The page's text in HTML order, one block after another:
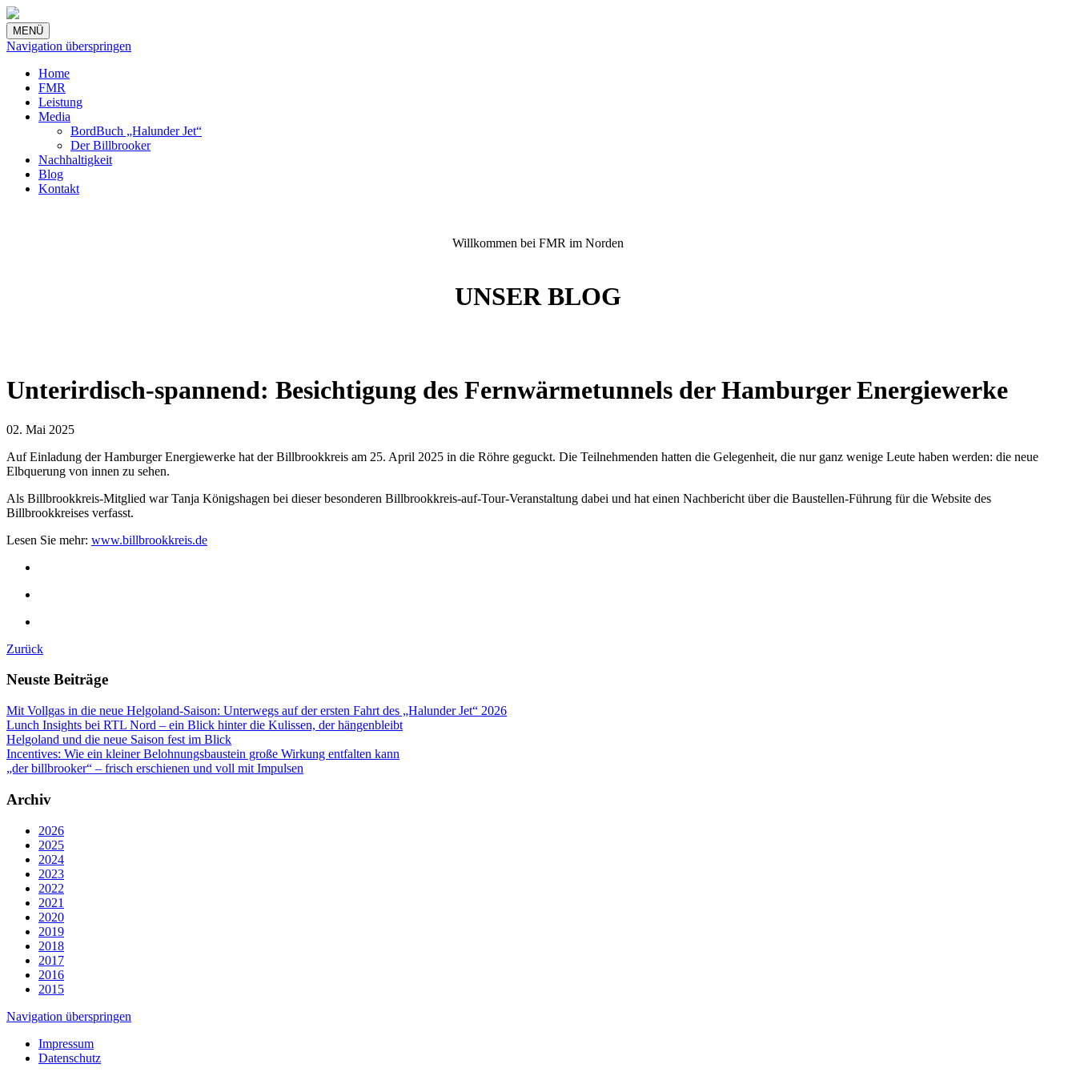
MENÜ
Navigation überspringen
Home
FMR
Leistung
Media
BordBuch „Halunder Jet“
Der Billbrooker
Nachhaltigkeit
Blog
Kontakt
Willkommen bei FMR im Norden
UNSER BLOG
Unterirdisch-spannend: Besichtigung des Fernwärmetunnels der Hamburger Energiewerke
02. Mai 2025
Auf Einladung der Hamburger Energiewerke hat der Billbrookkreis am 25. April 2025 in die Röhre geguckt. Die Teilnehmenden hatten die Gelegenheit, die nur ganz wenige Leute haben werden: die neue
Elbquerung von innen zu sehen.
Als Billbrookkreis-Mitglied war Tanja Königshagen bei dieser besonderen Billbrookkreis-auf-Tour-Veranstaltung dabei und hat einen Nachbericht über die Baustellen-Führung für die Website des
Billbrookkreises verfasst.
Lesen Sie mehr: www.billbrookkreis.de
Zurück
Neuste Beiträge
Mit Vollgas in die neue Helgoland-Saison: Unterwegs auf der ersten Fahrt des „Halunder Jet“ 2026
Lunch Insights bei RTL Nord – ein Blick hinter die Kulissen, der hängenbleibt
Helgoland und die neue Saison fest im Blick
Incentives: Wie ein kleiner Belohnungsbaustein große Wirkung entfalten kann
„der billbrooker“ – frisch erschienen und voll mit Impulsen
Archiv
2026
2025
2024
2023
2022
2021
2020
2019
2018
2017
2016
2015
Navigation überspringen
Impressum
Datenschutz